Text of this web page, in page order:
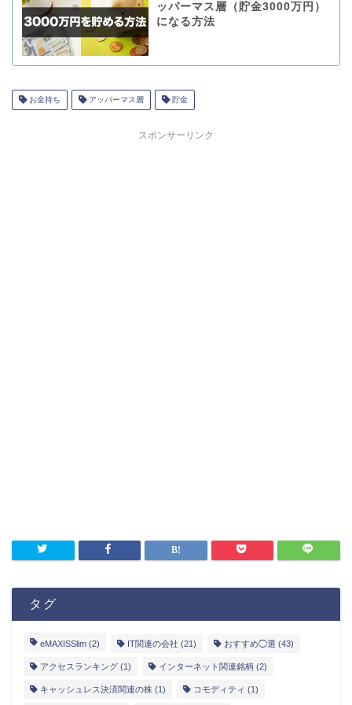
ッパーマス層（貯金3000万円）
になる方法
お金持ち アッパーマス層 貯金
スポンサーリンク
タグ
eMAXISSlim (2) IT関連の会社 (21) おすすめ◯選 (43)
アクセスランキング (1) インターネット関連銘柄 (2)
キャッシュレス決済関連の株 (1) コモディティ (1)